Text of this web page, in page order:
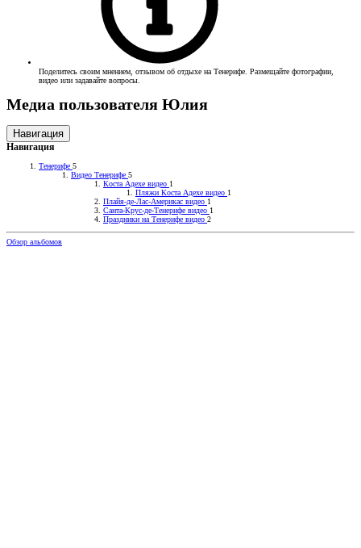
Поделитесь своим мнением, отзывом об отдыхе на Тенерифе. Размещайте фотографии,
видео или задавайте вопросы.
Медиа пользователя Юлия
Навигация
Навигация
Тенерифе 5
Видео Тенерифе 5
Коста Адехе видео 1
Пляжи Коста Адехе видео 1
Плайя-де-Лас-Америкас видео 1
Санта-Крус-де-Тенерифе видео 1
Праздники на Тенерифе видео 2
Обзор альбомов